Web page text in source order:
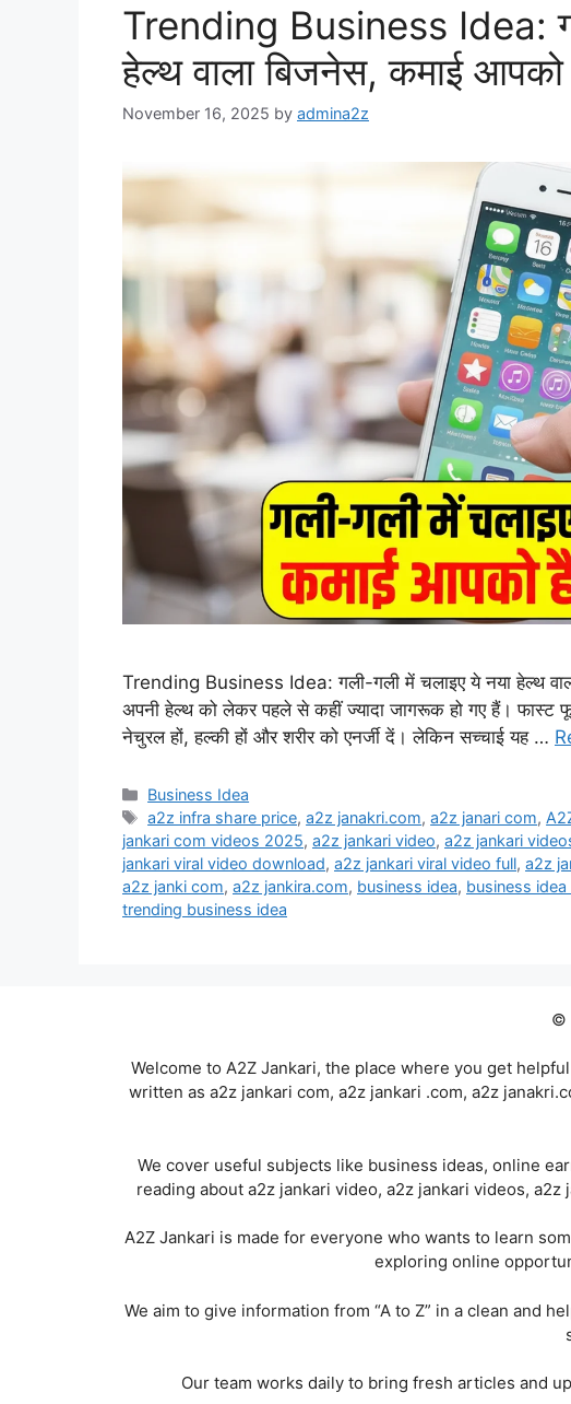
Trending Business Idea:
हेल्थ वाला बिजनेस, कमाई आपको
November 16, 2025 by admina2z
Trending Business Idea: गली-गली में चलाइए ये नया हेल्थ
अपनी हेल्थ को लेकर पहले से कहीं ज्यादा जागरूक हो गए हैं।
नेचुरल हों, हल्की हों और शरीर को एनर्जी दें। लेकिन सच्चाई यह …
Categories
Business Idea
Tags
a2z infra share price,a2z janakri.com,a2z janari com,
jankari com videos 2025, a2z jankari video, a2z jankari
jankari viral video download, a2z jankari viral video full, a2z
a2z janki com, a2z jankira.com, business idea, business idea
trending business idea
©
Welcome to A2Z Jankari, the place where you get
written as a2z jankari com, a2z jankari .com, a2z
We cover useful subjects like business ideas, online
reading about a2z jankari video, a2z jankari videos,
A2Z Jankari is made for everyone who wants to learn
exploring online
We aim to give information from “A to Z” in a clean and
Our team works daily to bring fresh articles and